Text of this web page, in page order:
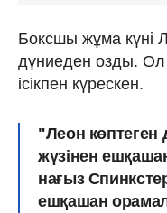
Боксшы жұма күні
дүниеден озды. Ол
ісікпен күрескен.
"Леон көптеген
жүзінен
нағыз
ешқашан